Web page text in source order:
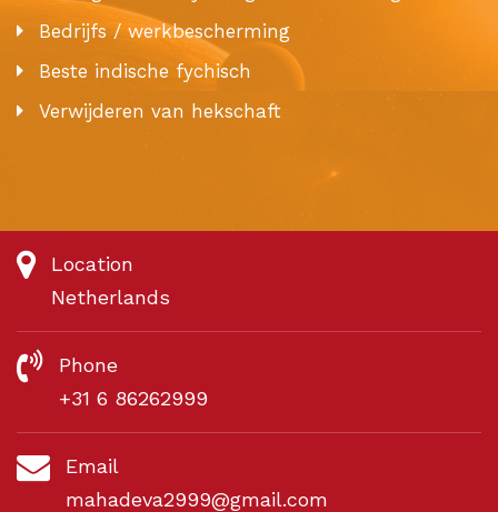
Bedrijfs / werkbescherming
Beste indische fychisch
Verwijderen van hekschaft
Location
Netherlands
Phone
+31 6 86262999
Email
mahadeva2999@gmail.com